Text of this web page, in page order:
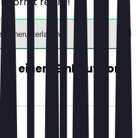
herunterladen
einem Einkauf von